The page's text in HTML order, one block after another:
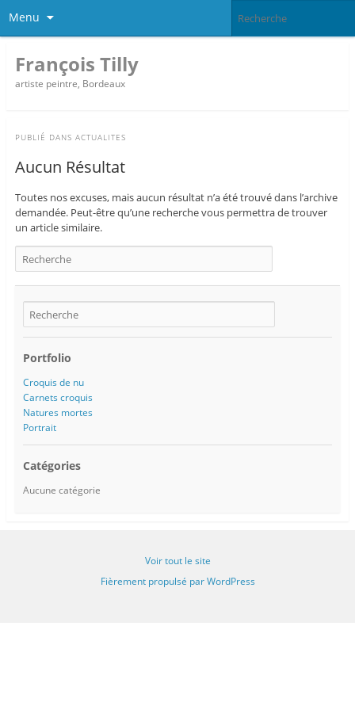
Menu
François Tilly
artiste peintre, Bordeaux
PUBLIÉ DANS ACTUALITES
Aucun Résultat
Toutes nos excuses, mais aucun résultat n’a été trouvé dans l’archive
demandée. Peut-être qu’une recherche vous permettra de trouver
un article similaire.
Portfolio
Croquis de nu
Carnets croquis
Natures mortes
Portrait
Catégories
Aucune catégorie
Voir tout le site
Fièrement propulsé par WordPress